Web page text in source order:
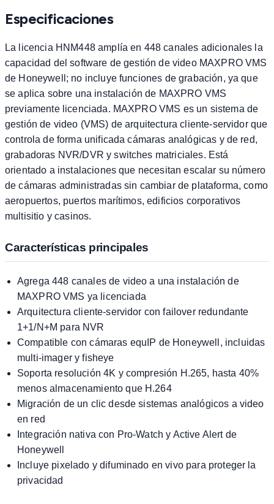
Especificaciones
La licencia HNM448 amplía en 448 canales adicionales la
capacidad del software de gestión de video MAXPRO VMS
de Honeywell; no incluye funciones de grabación, ya que
se aplica sobre una instalación de MAXPRO VMS
previamente licenciada. MAXPRO VMS es un sistema de
gestión de video (VMS) de arquitectura cliente-servidor que
controla de forma unificada cámaras analógicas y de red,
grabadoras NVR/DVR y switches matriciales. Está
orientado a instalaciones que necesitan escalar su número
de cámaras administradas sin cambiar de plataforma, como
aeropuertos, puertos marítimos, edificios corporativos
multisitio y casinos.
Características principales
Agrega 448 canales de video a una instalación de
MAXPRO VMS ya licenciada
Arquitectura cliente-servidor con failover redundante
1+1/N+M para NVR
Compatible con cámaras equIP de Honeywell, incluidas
multi-imager y fisheye
Soporta resolución 4K y compresión H.265, hasta 40%
menos almacenamiento que H.264
Migración de un clic desde sistemas analógicos a video
en red
Integración nativa con Pro-Watch y Active Alert de
Honeywell
Incluye pixelado y difuminado en vivo para proteger la
privacidad